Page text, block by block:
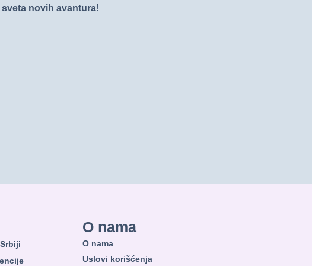
novih avantura!
O nama
O nama
Uslovi korišćenja